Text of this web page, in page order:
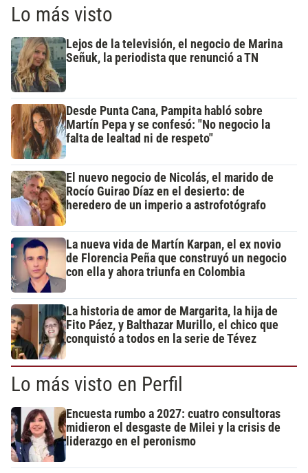
Lo más visto
Lejos de la televisión, el negocio de Marina
Señuk, la periodista que renunció a TN
Desde Punta Cana, Pampita habló sobre
Martín Pepa y se confesó: "No negocio la
falta de lealtad ni de respeto"
El nuevo negocio de Nicolás, el marido de
Rocío Guirao Díaz en el desierto: de
heredero de un imperio a astrofotógrafo
La nueva vida de Martín Karpan, el ex novio
de Florencia Peña que construyó un negocio
con ella y ahora triunfa en Colombia
La historia de amor de Margarita, la hija de
Fito Páez, y Balthazar Murillo, el chico que
conquistó a todos en la serie de Tévez
Lo más visto en Perfil
Encuesta rumbo a 2027: cuatro consultoras
midieron el desgaste de Milei y la crisis de
liderazgo en el peronismo